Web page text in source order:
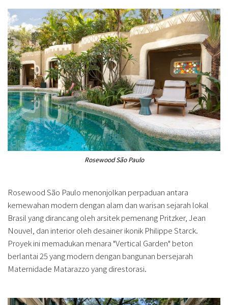
Rosewood São Paulo
Rosewood São Paulo menonjolkan perpaduan antara
kemewahan modern dengan alam dan warisan sejarah lokal
Brasil yang dirancang oleh arsitek pemenang Pritzker, Jean
Nouvel, dan interior oleh desainer ikonik Philippe Starck.
Proyek ini memadukan menara "Vertical Garden" beton
berlantai 25 yang modern dengan bangunan bersejarah
Maternidade Matarazzo yang direstorasi.